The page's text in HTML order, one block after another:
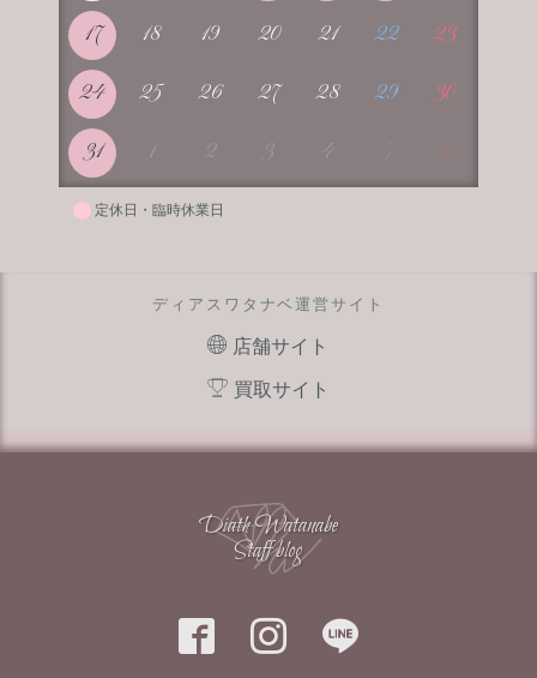
17 18 19 20 21 22 23
24 25 26 27 28 29 30
31 1 2 3 4 5 6
定休日・臨時休業日
ディアスワタナベ運営サイト
店舗サイト
買取サイト
Diath Watanabe
Staff blog
  